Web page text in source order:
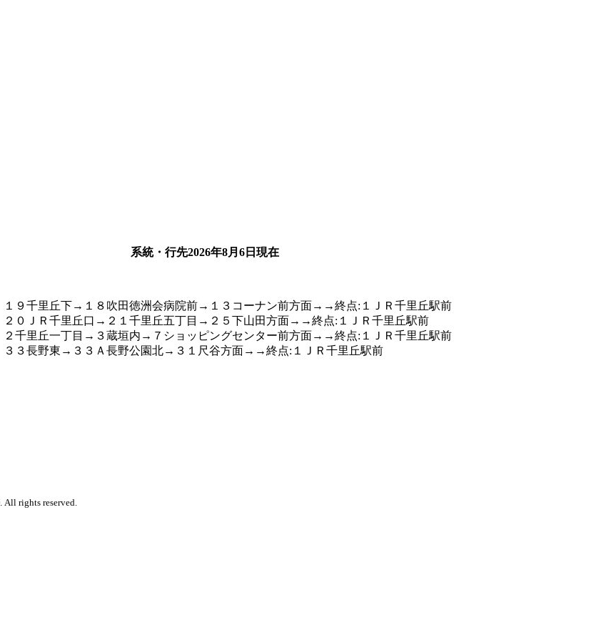
系統・行先2026年8月6日 現在
１９千里丘下→１８吹田徳洲会病院前→１３コーナン前方面→→終点:１ＪＲ千里丘駅前
２０ＪＲ千里丘口→２１千里丘五丁目→２５下山田方面→→終点:１ＪＲ千里丘駅前
２千里丘一丁目→３蔵垣内→７ショッピングセンター前方面→→終点:１ＪＲ千里丘駅前
３３長野東→３３Ａ長野公園北→３１尺谷方面→→終点:１ＪＲ千里丘駅前
rights reserved.